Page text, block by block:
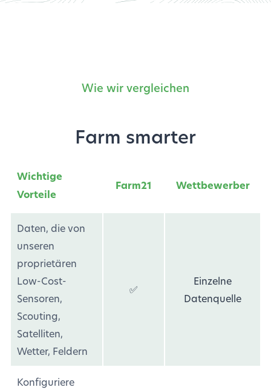
Wie wir vergleichen
Farm smarter
Wichtige
Vorteile
Farm21 Wettbewerber
Daten, die von
unseren
proprietären
Low-Cost-
Sensoren,
Scouting,
Satelliten,
Wetter, Feldern
✅
Einzelne
Datenquelle
Konfiguriere